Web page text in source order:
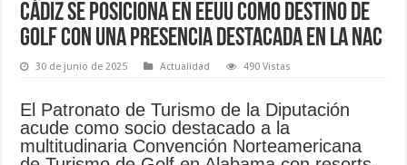
Cádiz se posiciona en EEUU como destino de
golf con una presencia destacada en la NAC
30 de junio de 2025 Actualidad 490 Vistas
El Patronato de Turismo de la Diputación
acude como socio destacado a la
multitudinaria Convención Norteamericana